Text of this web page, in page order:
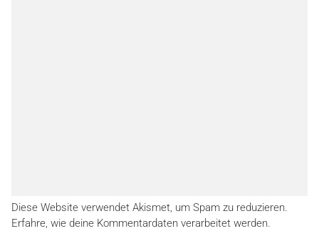
Diese Website verwendet Akismet, um Spam zu reduzieren.
Erfahre, wie deine Kommentardaten verarbeitet werden.